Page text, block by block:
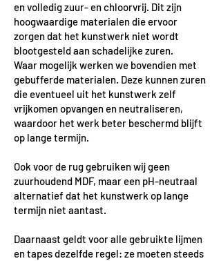
en volledig zuur- en chloorvrij. Dit zijn
hoogwaardige materialen die ervoor
zorgen dat het kunstwerk niet wordt
blootgesteld aan schadelijke zuren.
Waar mogelijk werken we bovendien met
gebufferde materialen. Deze kunnen zuren
die eventueel uit het kunstwerk zelf
vrijkomen opvangen en neutraliseren,
waardoor het werk beter beschermd blijft
op lange termijn.
Ook voor de rug gebruiken wij geen
zuurhoudend MDF, maar een pH-neutraal
alternatief dat het kunstwerk op lange
termijn niet aantast.
Daarnaast geldt voor alle gebruikte lijmen
en tapes dezelfde regel: ze moeten steeds